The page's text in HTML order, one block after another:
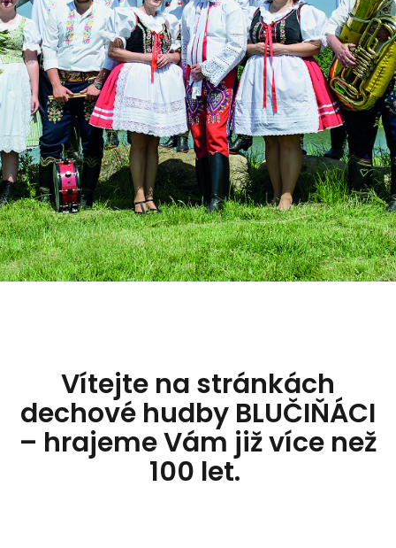
Vítejte na stránkách
dechové hudby BLUČIŇÁCI
– hrajeme Vám již více než
100 let.